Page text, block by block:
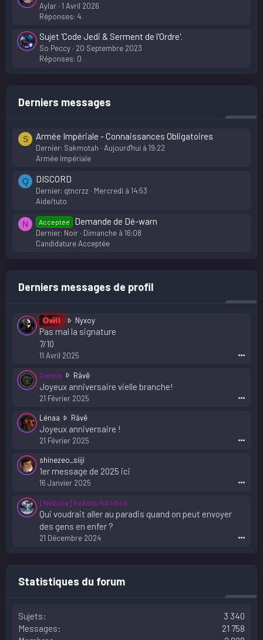
Aylar 1 Avril 2026
Réponses: 4
Sujet 'Code Jedi & Serment de l'Ordre'.
So Peccy
20 Septembre 2023
Réponses: 0
Derniers messages
S Armée Impériale - Connaissances Obligatoires
Dernier: Sakmotah
Aujourd'hui à 19:22
Armée Impériale
Q DISCORD
Dernier: qtncrzz
Mercredi à 14:53
Aide/tuto
N Acceptée Demande de Dé-warn
Dernier: Noir
Dimanche à 16:08
Candidature Acceptée
Derniers messages de profil
Owll NyxoyO
w
c
s
e
o
l
d
x
Pas mal la signature
7/10
11 Avril 2025 •••
Derma RävêD
e
a
i
t
u
r
e
p
i
Joyeux anniversaire vielle branche!
21 Février 2025 •••
Lénaa RävêL
é
n
a
é
r
i
s
u
p
Joyeux anniversaire !
21 Février 2025 •••
shinezeo_siiji
1er message de 2025 ici
16 Janvier 2025 •••
[Nebula] Kekedu494949
Qui voudrait aller au paradis quand on peut envoyer
des gens en enfer ?
21 Décembre 2024 •••
Statistiques du forum
Sujets
3 340
Messages
21 758